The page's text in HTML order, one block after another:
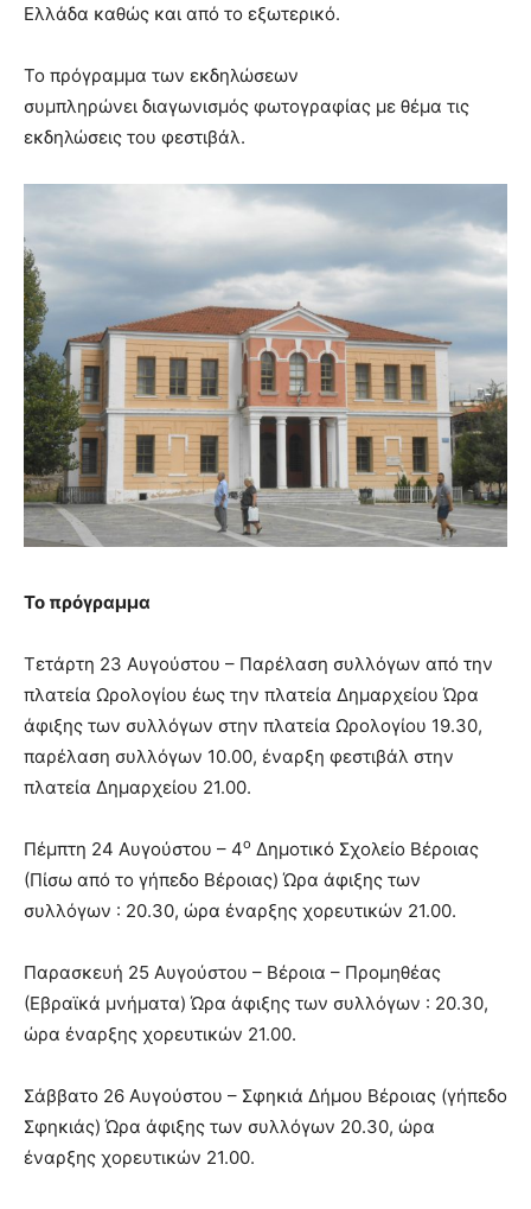
Ελλάδα καθώς και από το εξωτερικό.
Το πρόγραμμα των εκδηλώσεων
συμπληρώνει διαγωνισμός φωτογραφίας με θέμα τις
εκδηλώσεις του φεστιβάλ.
Το πρόγραμμα
Τετάρτη 23 Αυγούστου – Παρέλαση συλλόγων από την
πλατεία Ωρολογίου έως την πλατεία Δημαρχείου Ώρα
άφιξης των συλλόγων στην πλατεία Ωρολογίου 19.30,
παρέλαση συλλόγων 10.00, έναρξη φεστιβάλ στην
πλατεία Δημαρχείου 21.00.
Πέμπτη 24 Αυγούστου – 4ο Δημοτικό Σχολείο Βέροιας
(Πίσω από το γήπεδο Βέροιας) Ώρα άφιξης των
συλλόγων : 20.30, ώρα έναρξης χορευτικών 21.00.
Παρασκευή 25 Αυγούστου – Βέροια – Προμηθέας
(Εβραϊκά μνήματα) Ώρα άφιξης των συλλόγων : 20.30,
ώρα έναρξης χορευτικών 21.00.
Σάββατο 26 Αυγούστου – Σφηκιά Δήμου Βέροιας (γήπεδο
Σφηκιάς) Ώρα άφιξης των συλλόγων 20.30, ώρα
έναρξης χορευτικών 21.00.